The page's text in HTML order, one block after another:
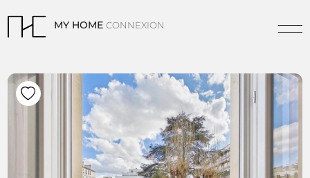
MY HOME CONNEXION